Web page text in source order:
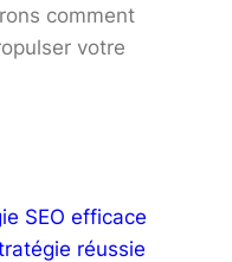
comment
votre
SEO efficace
réussie